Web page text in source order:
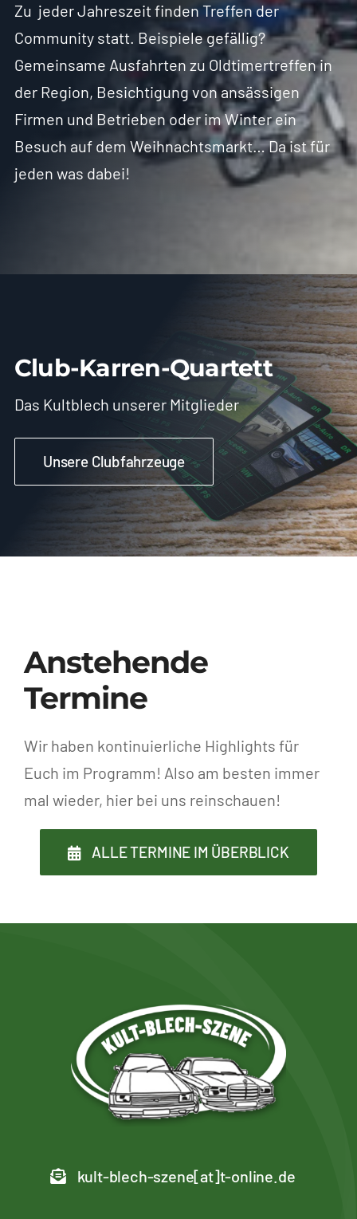
Zu jeder Jahreszeit finden Treffen der
Community statt. Beispiele gefällig?
Gemeinsame Ausfahrten zu Oldtimertreffen in
der Region, Besichtigung von ansässigen
Firmen und Betrieben oder im Winter ein
Besuch auf dem Weihnachtsmarkt… Da ist für
jeden was dabei!
Club-Karren-Quartett
Das Kultblech unserer Mitglieder
Unsere Clubfahrzeuge
Anstehende
Termine
Wir haben kontinuierliche Highlights für
Euch im Programm! Also am besten immer
mal wieder, hier bei uns reinschauen!
ALLE TERMINE IM ÜBERBLICK
kult-blech-szene[at]t-online.de